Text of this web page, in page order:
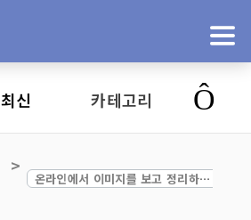
지금 시도
최신 카테고리
온라인에서 이미지를 보고 정리하는 방법, 소프트웨어 없이